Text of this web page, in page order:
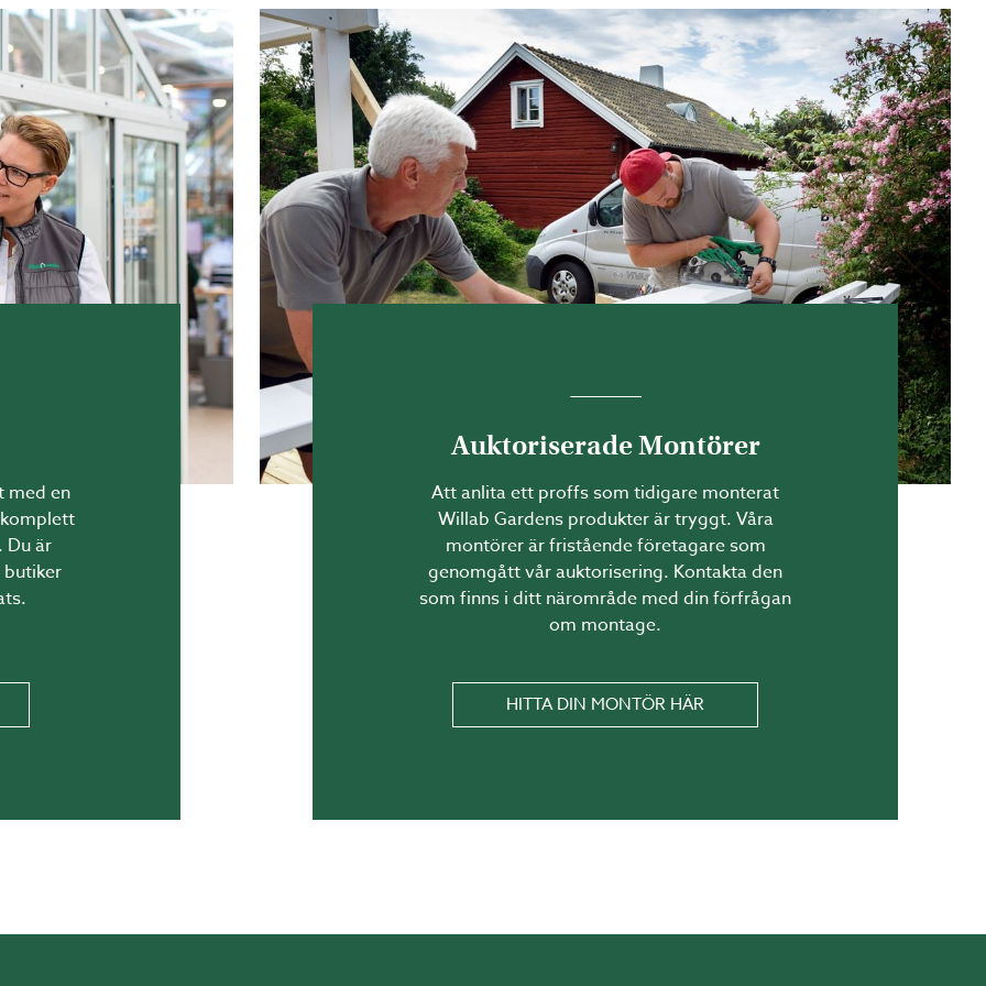
Flexibel dörrplacering finns på de allra flesta av våra modeller.
VÄXTHUS GER OFTAST ETT MJUKARE OCH BÄTTRE ODLINGSKLIMAT
med växthus mot husvägg sker på grund av den energieffektiva placeringen.
värme i husväggen, som under natten avges till växthuset. På samma vis
avges genom fasaden även om solen inte lyser. Detta skapar mjukare
och ypperligt klimat för dina växter.
YTEFFEKTIVA OCH SMÅ VÄXTHUS MOT VÄGG
är ett perfekt alternativ för dig med begränsat utrymme i trädgården, eller
Flera av våra väggväxthus är även små nog att placeras direkt på
du vill bygga ett litet växthus mot vägg som är under 15 kvadratmeter behövs
bygget måste dock rapporteras till kommunen med en anmälan om
Behöver du hjälp med det kan du kontakta vår Bygglovshjälp.
med en
är
Auktoriserade Montörer
Att anlita ett proffs som tidigare monterat
Willab Gardens produkter är tryggt. Våra
montörer är fristående företagare som
genomgått vår auktorisering. Kontakta den
som finns i ditt närområde med din förfrågan
om montage.
HITTA DIN MONTÖR HÄR